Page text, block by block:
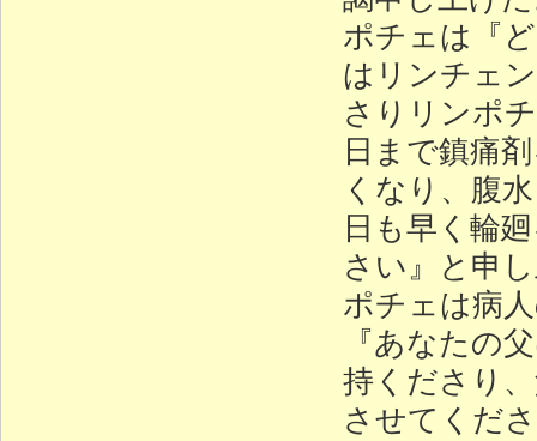
ポチェは『
はリンチェ
さりリンポ
日まで鎮痛
くなり、腹
日も早く輪
さい』と申
ポチェは病
『あなたの
持くださり
させてくだ